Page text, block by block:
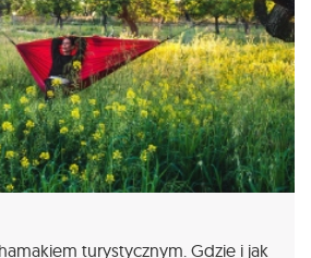
turystycznym. Gdzie i jak